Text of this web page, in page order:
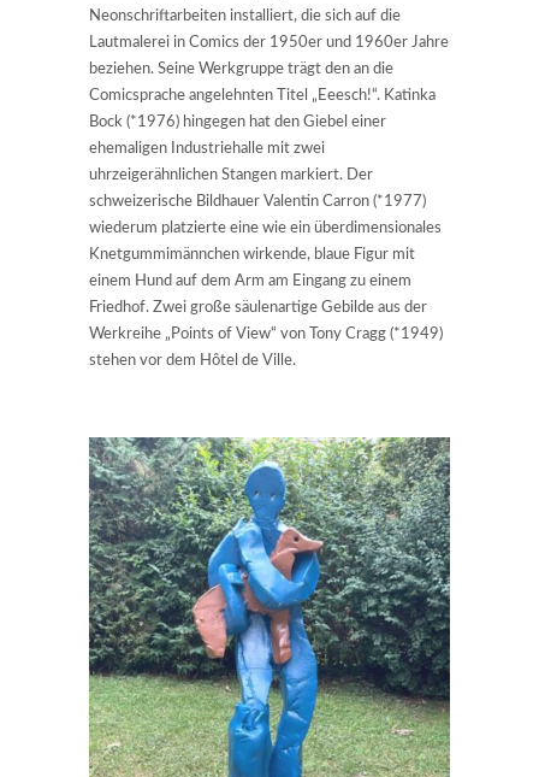
Neonschriftarbeiten installiert, die sich auf die
Lautmalerei in Comics der 1950er und 1960er Jahre
beziehen. Seine Werkgruppe trägt den an die
Comicsprache angelehnten Titel „Eeesch!“. Katinka
Bock (*1976) hingegen hat den Giebel einer
ehemaligen Industriehalle mit zwei
uhrzeigerähnlichen Stangen markiert. Der
schweizerische Bildhauer Valentin Carron (*1977)
wiederum platzierte eine wie ein überdimensionales
Knetgummimännchen wirkende, blaue Figur mit
einem Hund auf dem Arm am Eingang zu einem
Friedhof. Zwei große säulenartige Gebilde aus der
Werkreihe „Points of View“ von Tony Cragg (*1949)
stehen vor dem Hôtel de Ville.